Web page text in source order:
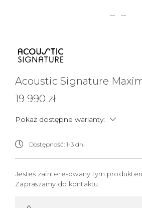
Acoustic Signature
19 990 zł
Pokaż dostępne warianty:
Dostępność: 1-3 dni
Jesteś zainteresowany tym
Zapraszamy do kontaktu: